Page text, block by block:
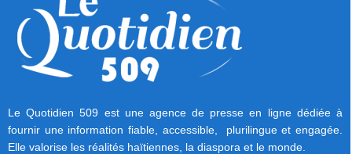
Le Quotidien 509 est une agence de presse en ligne dédiée à
fournir une information fiable, accessible, plurilingue et engagée.
Elle valorise les réalités haïtiennes, la diaspora et le monde.